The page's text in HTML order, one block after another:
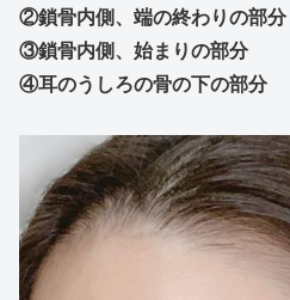
②鎖骨内側、端の終わりの部分
③鎖骨内側、始まりの部分
④耳のうしろの骨の下の部分